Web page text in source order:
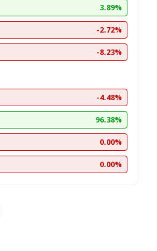
3.89%
-2.72%
-8.23%
-4.48%
96.38%
0.00%
0.00%